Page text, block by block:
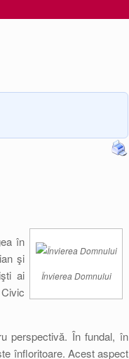
Învierea Domnului
în
şi
ai
perspectivă. În fundal, în
înfloritoare. Acest aspect